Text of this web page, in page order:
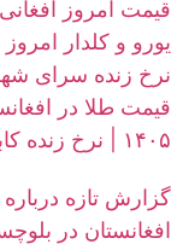
قیمت امروز افغانی
نرخ زنده سرای
۱۴۰۵ | نرخ زنده کابل و هرات
گزارش تازه
افغانستان در